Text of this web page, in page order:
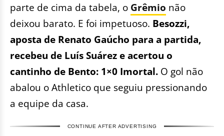
parte de cima da tabela, o Grêmio não
deixou barato. E foi impetuoso. Besozzi,
aposta de Renato Gaúcho para a partida,
recebeu de Luís Suárez e acertou o
cantinho de Bento: 1×0 Imortal. O gol não
abalou o Athletico que seguiu pressionando
a equipe da casa.
CONTINUE AFTER ADVERTISING